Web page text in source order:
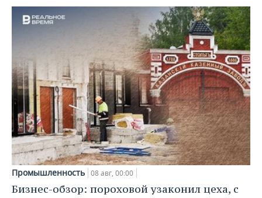
Промышленность 08 авг, 00:00
Бизнес-обзор: пороховой узаконил цеха, с